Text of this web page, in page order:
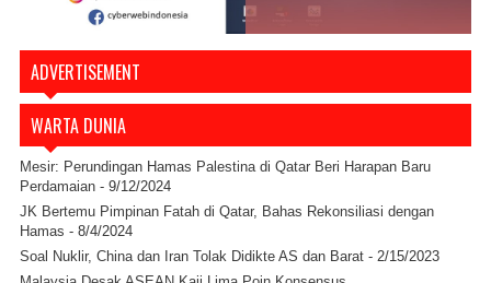
ADVERTISEMENT
WARTA DUNIA
Mesir: Perundingan Hamas Palestina di Qatar Beri Harapan Baru
Perdamaian - 9/12/2024
JK Bertemu Pimpinan Fatah di Qatar, Bahas Rekonsiliasi dengan
Hamas - 8/4/2024
Soal Nuklir, China dan Iran Tolak Didikte AS dan Barat - 2/15/2023